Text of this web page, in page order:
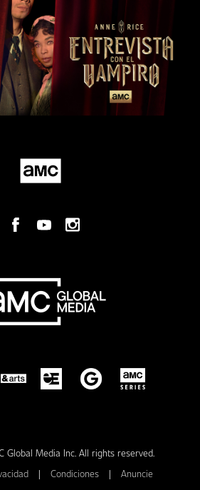
Global Media Inc. All rights reserved.
| Condiciones | Anuncie